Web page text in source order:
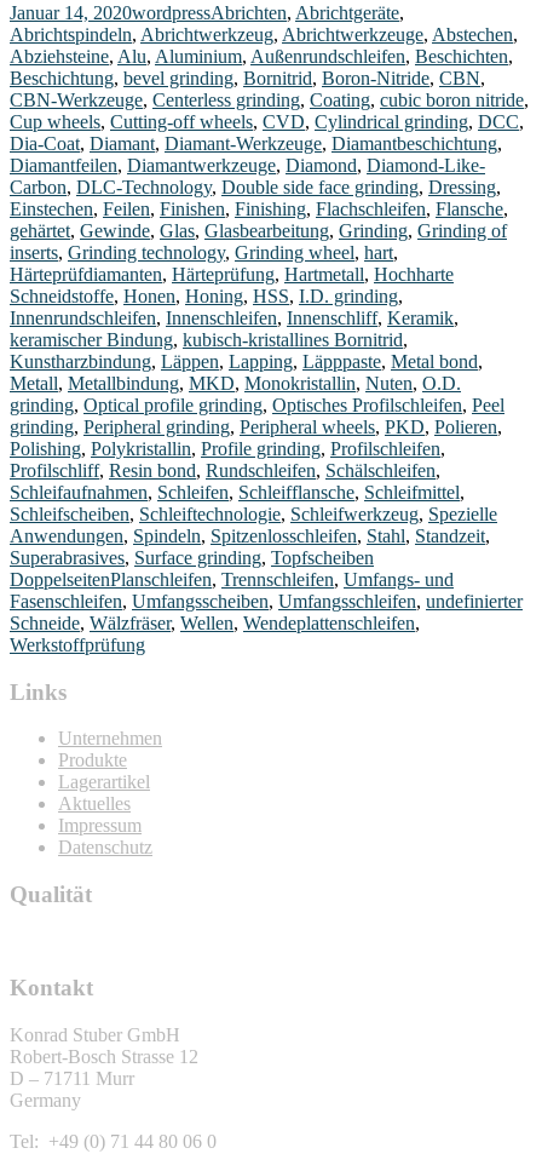
Januar 14, 2020wordpressAbrichten, Abrichtgeräte,
Abrichtspindeln, Abrichtwerkzeug, Abrichtwerkzeuge, Abstechen,
Abziehsteine, Alu, Aluminium, Außenrundschleifen, Beschichten,
Beschichtung, bevel grinding, Bornitrid, Boron-Nitride, CBN,
CBN-Werkzeuge, Centerless grinding, Coating, cubic boron nitride,
Cup wheels, Cutting-off wheels, CVD, Cylindrical grinding, DCC,
Dia-Coat, Diamant, Diamant-Werkzeuge, Diamantbeschichtung,
Diamantfeilen, Diamantwerkzeuge, Diamond, Diamond-Like-
Carbon, DLC-Technology, Double side face grinding, Dressing,
Einstechen, Feilen, Finishen, Finishing, Flachschleifen, Flansche,
gehärtet, Gewinde, Glas, Glasbearbeitung, Grinding, Grinding of
inserts, Grinding technology, Grinding wheel, hart,
Härteprüfdiamanten, Härteprüfung, Hartmetall, Hochharte
Schneidstoffe, Honen, Honing, HSS, I.D. grinding,
Innenrundschleifen, Innenschleifen, Innenschliff, Keramik,
keramischer Bindung, kubisch-kristallines Bornitrid,
Kunstharzbindung, Läppen, Lapping, Läpppaste, Metal bond,
Metall, Metallbindung, MKD, Monokristallin, Nuten, O.D.
grinding, Optical profile grinding, Optisches Profilschleifen, Peel
grinding, Peripheral grinding, Peripheral wheels, PKD, Polieren,
Polishing, Polykristallin, Profile grinding, Profilschleifen,
Profilschliff, Resin bond, Rundschleifen, Schälschleifen,
Schleifaufnahmen, Schleifen, Schleifflansche, Schleifmittel,
Schleifscheiben, Schleiftechnologie, Schleifwerkzeug, Spezielle
Anwendungen, Spindeln, Spitzenlosschleifen, Stahl, Standzeit,
Superabrasives, Surface grinding, Topfscheiben
DoppelseitenPlanschleifen, Trennschleifen, Umfangs- und
Fasenschleifen, Umfangsscheiben, Umfangsschleifen, undefinierter
Schneide, Wälzfräser, Wellen, Wendeplattenschleifen,
Werkstoffprüfung
Links
Unternehmen
Produkte
Lagerartikel
Aktuelles
Impressum
Datenschutz
Qualität
Kontakt
Konrad Stuber GmbH
Robert-Bosch Strasse 12
D – 71711 Murr
Germany
Tel: +49 (0) 71 44 80 06 0